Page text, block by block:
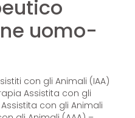
uomo-
con gli Animali (IAA)
Assistita con gli
Assistita con gli Animali